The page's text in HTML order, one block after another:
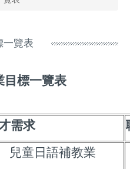
一覽表
目標一覽表
需求
兒童日語補教業